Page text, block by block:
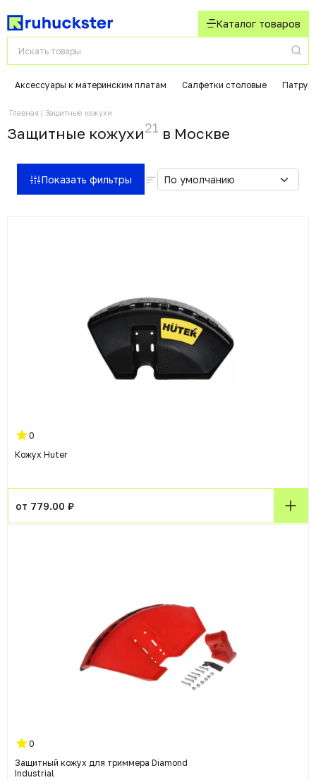
Каталог товаров
Аксессуары к материнским платам Салфетки столовые
Главная Защитные кожухи
Защитные кожухи21 в Москвe
Показать фильтры
0
Кожух Huter
от 779.00 ₽
0
Защитный кожух для триммера Diamond
Industrial